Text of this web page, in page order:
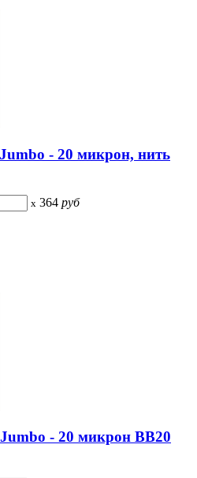
- 20 микрон, нить
x 364 руб
- 20 микрон ВВ20